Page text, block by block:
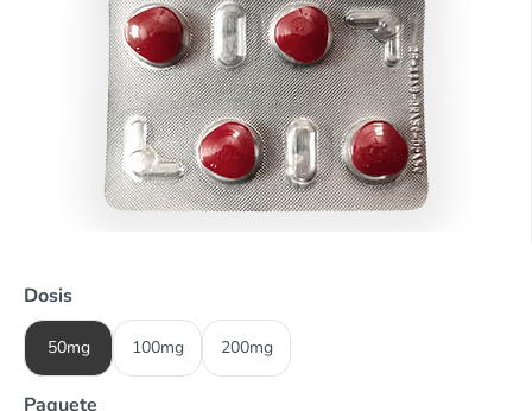
Dosis
50mg 100mg 200mg
Paquete